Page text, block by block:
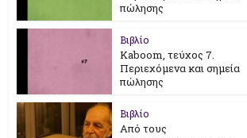
πώλησης
Βιβλίο
Kaboom, τεύχος 7.
Περιεχόμενα και σημεία
πώλησης
Βιβλίο
Από τους